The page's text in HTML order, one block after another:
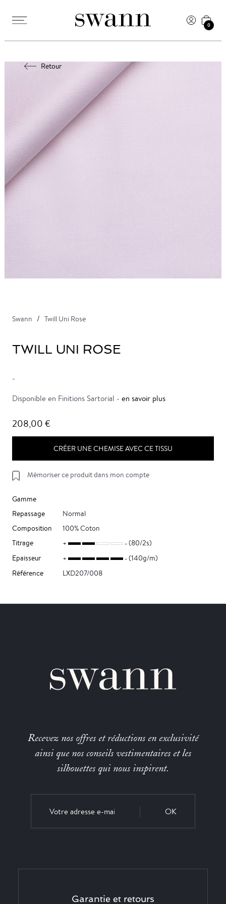
0
Retour
Swann Twill Uni Rose
TWILL UNI ROSE
-
Disponible en Finitions Sartorial - en savoir plus
208,00 €
CRÉER UNE CHEMISE AVEC CE TISSU
Mémoriser ce produit dans mon compte
Gamme
Repassage
Normal
Composition
100% Coton
Titrage
(80/2s)
Epaisseur
(140g/m)
Référence
LXD207/008
Recevez nos offres et réductions en exclusivité
ainsi que nos conseils vestimentaires et les
silhouettes qui nous inspirent.
OK
Garantie et retours